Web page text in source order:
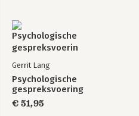
Gerrit Lang
Psychologische
gespreksvoering
€ 51,95